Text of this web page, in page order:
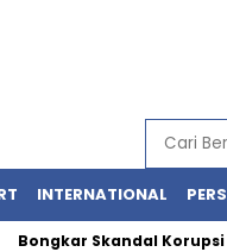
INTERNATIONAL
Bongkar Skandal Korupsi